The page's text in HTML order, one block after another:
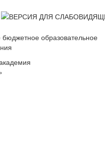
образовательное